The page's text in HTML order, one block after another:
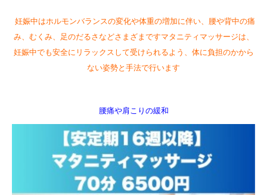
妊娠中はホルモンバランスの変化や体重の増加に伴い、腰や背中の痛
み、むくみ、足のだるさなどさまざまですマタニティマッサージは、
妊娠中でも安全にリラックスして受けられるよう、体に負担のかから
ない姿勢と手法で行います
腰痛や肩こりの緩和